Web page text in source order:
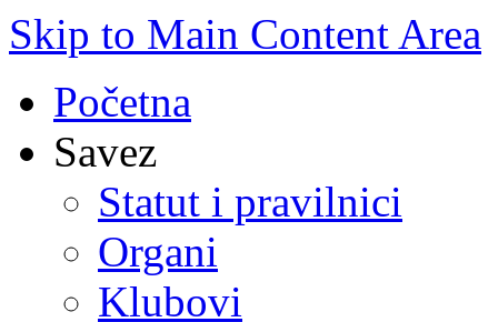
Skip to Main Content Area
Početna
Savez
Statut i pravilnici
Organi
Klubovi